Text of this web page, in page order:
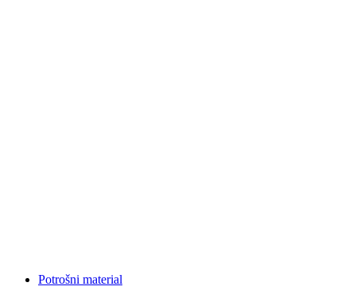
Potrošni material